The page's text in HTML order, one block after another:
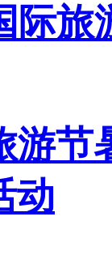
际
游节
动